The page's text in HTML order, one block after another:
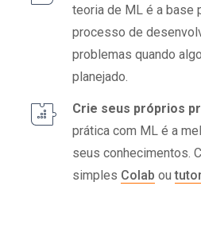
teoria de ML é a base
processo de
problemas quando
planejado.
Crie seus próprios
prática com ML é a
seus conhecimentos.
simples Colab ou